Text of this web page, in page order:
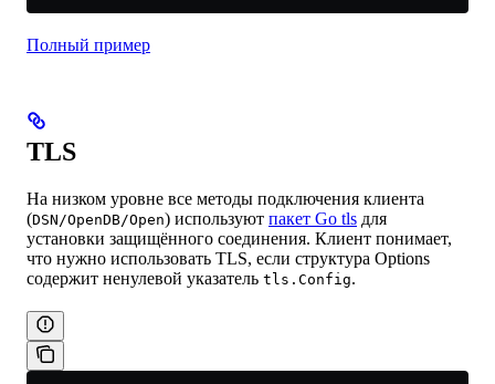
Полный пример
TLS
На низком уровне все методы подключения клиента
(DSN/OpenDB/Open) используют пакет Go tls для
установки защищённого соединения. Клиент понимает,
что нужно использовать TLS, если структура Options
содержит ненулевой указатель tls.Config.